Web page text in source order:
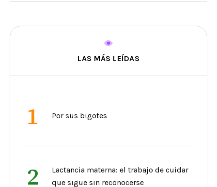
LAS MÁS LEÍDAS
1 Por sus bigotes
2
Lactancia materna: el trabajo de cuidar
que sigue sin reconocerse